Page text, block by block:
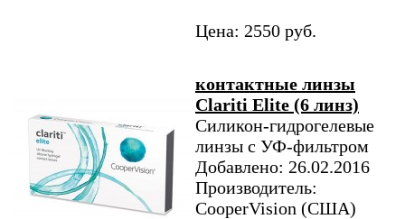
Цена: 2550 руб.
контактные линзы
Clariti Elite (6 линз)
Силикон-гидрогелевые
линзы с УФ-фильтром
Добавлено: 26.02.2016
Производитель:
CooperVision (США)